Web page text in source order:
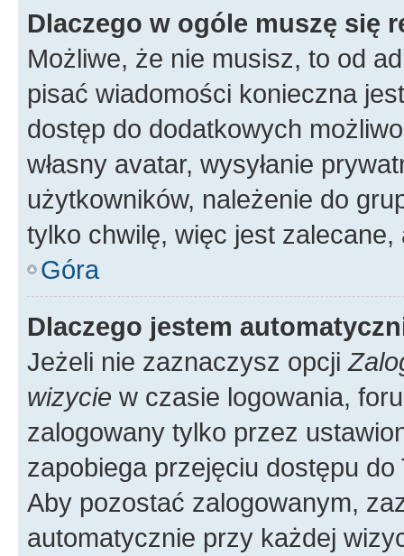
Dlaczego w ogóle muszę się
Możliwe, że nie musisz, to od
pisać wiadomości konieczna
dostęp do dodatkowych
własny avatar, wysyłanie
użytkowników, należenie do
tylko chwilę, więc jest zalecane,
Góra
Dlaczego jestem
Jeżeli nie zaznaczysz opcji
wizycie w czasie logowania,
zalogowany tylko przez
zapobiega przejęciu dostępu
Aby pozostać zalogowanym,
automatycznie przy każdej